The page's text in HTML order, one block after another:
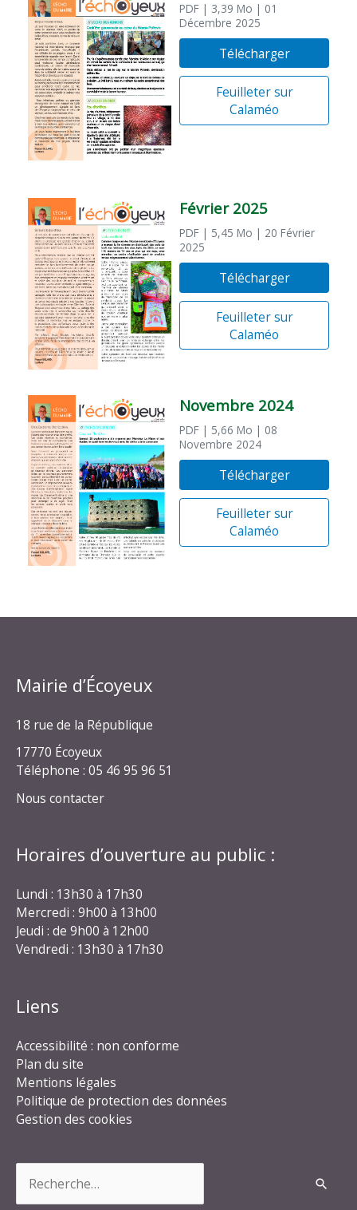
PDF | 3,39 Mo | 01
Décembre 2025
Télécharger
Feuilleter sur
Calaméo
Février 2025
PDF | 5,45 Mo | 20 Février
2025
Télécharger
Feuilleter sur
Calaméo
Novembre 2024
PDF | 5,66 Mo | 08
Novembre 2024
Télécharger
Feuilleter sur
Calaméo
Mairie d’Écoyeux
18 rue de la République
17770 Écoyeux
Téléphone : 05 46 95 96 51
Nous contacter
Horaires d’ouverture au public :
Lundi : 13h30 à 17h30
Mercredi : 9h00 à 13h00
Jeudi : de 9h00 à 12h00
Vendredi : 13h30 à 17h30
Liens
Accessibilité : non conforme
Plan du site
Mentions légales
Politique de protection des données
Gestion des cookies